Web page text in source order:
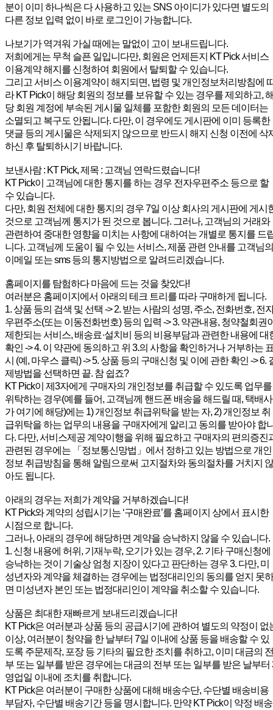
분이 이미 하나씩은 다 사용하고 있는 SNS 아이디가 있다면 별도의
다른 정보 입력 없이 바로 로그인이 가능합니다.
나보기가 역겨워 가실 때에는 말없이 고이 보내드립니다.
저희에게는 무척 슬픈 일입니다만, 회원은 언제든지 KT Pick 서비스
이용계약 해지를 신청하여 회원에서 탈퇴할 수 있습니다.
그리고 서비스 이용계약이 해지되면, 법령 및 개인정보처리방침에
라 KT Pick이 해당 회원의 정보를 보유할 수 있는 경우를 제외하고,
당 회원 계정에 부속된 게시물 일체를 포함한 회원의 모든 데이터는
소멸되고 복구도 안됩니다. 다만, 이 경우에도 게시판에 이미 등록한
댓글 등의 게시물은 삭제되지 않으므로 반드시 해지 신청 이전에 삭
하신 후 탈퇴하시기 바랍니다.
보낸사람 : KT Pick, 제목 : 고객님 연락드렸습니다!
KT Pick이 고객님에 대한 통지를 하는 경우 전자우편주소 등으로 할
수 있습니다.
다만, 회원 전체에 대한 통지의 경우 7일 이상 회사의 게시판에 게시
것으로 고객님께 통지가 된 것으로 봅니다. 그러나, 고객님의 거래와
관련하여 중대한 영향을 미치는 사항에 대하여는 개별로 통지를 드
니다. 고객님께 도움이 될 수 있는 서비스, 제품 관련 안내를 고객님의
이메일 또는 sms 등의 통지방법으로 알려드리겠습니다.
홈페이지를 탐험하다 마음에 드는 것을 찾았다!
여러분은 홈페이지에서 아래의 테크 트리를 따라 구매하게 됩니다.
1. 상품 등의 검색 및 선택 -> 2. 받는 사람의 성명, 주소, 전화번호, 전
우편주소(또는 이동전화번호) 등의 입력 -> 3. 약관내용, 청약철회권
제한되는 서비스, 배송료·설치비 등의 비용부담과 관련한 내용에 대
확인 -> 4. 이 약관에 동의하고 위 3.의 사항을 확인하거나 거부하는
시 (예, 마우스 클릭) -> 5. 상품 등의 구매신청 및 이에 관한 확인 -> 6.
제방법을 선택하면 끝. 참 쉽죠?
KT Pick이 제3자에게 구매자의 개인정보를 취급할 수 있도록 업무를
위탁하는 경우(예를 들어, 고객님께 핸드폰 배송을 해드릴 때, 택배사
가 여기에 해당)에는 1) 개인정보 취급위탁을 받는 자, 2) 개인정보 취
급위탁을 하는 업무의 내용을 구매자에게 알리고 동의를 받아야 합
다. 다만, 서비스제공 계약이행을 위해 필요하고 구매자의 편의증진
관련된 경우에는 「정보통신망법」에서 정하고 있는 방법으로 개인
정보 취급방침을 통해 알림으로써 고지절차와 동의절차를 거치지 않
아도 됩니다.
아래의 경우는 저희가 계약을 거부하겠습니다!
KT Pick와 계약의 성립시기는 ‘구매완료’를 홈페이지 상에서 표시한
시점으로 합니다.
그러나, 아래의 경우에 해당하면 계약을 승낙하지 않을 수 있습니다.
1. 신청 내용에 허위, 기재누락, 오기가 있는 경우, 2. 기타 구매신청에
승낙하는 것이 기술상 엄청 지장이 있다고 판단하는 경우 3. 다만, 미
성년자와 계약을 체결하는 경우에는 법정대리인의 동의를 얻지 못하
면 미성년자 본인 또는 법정대리인이 계약을 취소할 수 있습니다.
상품은 최대한 재빠르게 보내드리겠습니다!
KT Pick은 여러분과 상품 등의 공급시기에 관하여 별도의 약정이 없
이상, 여러분이 청약을 한 날부터 7일 이내에 상품 등을 배송할 수 있
도록 주문제작, 포장 등 기타의 필요한 조치를 취하고, 이미 대금의 전
부 또는 일부를 받은 경우에는 대금의 전부 또는 일부를 받은 날부터
영업일 이내에 조치를 취합니다.
KT Pick은 여러분이 구매한 상품에 대해 배송수단, 수단별 배송비용
부담자, 수단별 배송기간 등을 명시합니다. 만약 KT Pick이 약정 배송